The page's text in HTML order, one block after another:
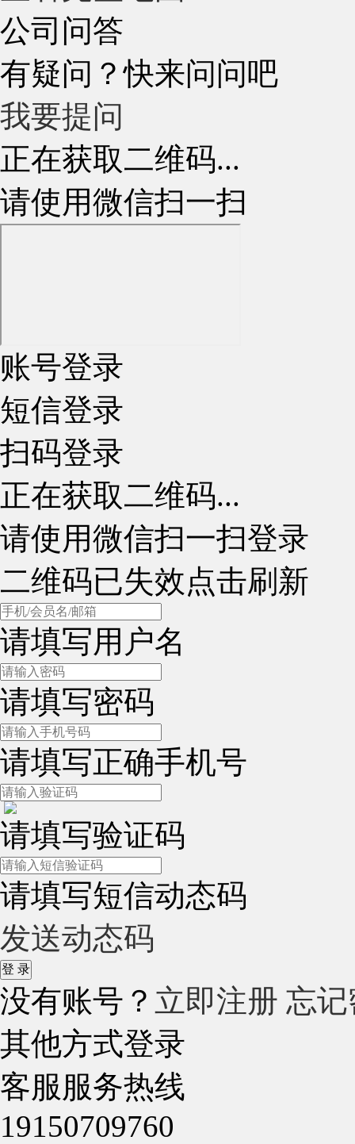
公司问答
有疑问？快来问问吧
我要提问
正在获取二维码...
请使用微信扫一扫
账号登录
短信登录
扫码登录
正在获取二维码...
请使用微信扫一扫登录
二维码已失效点击刷新
请填写用户名
请填写密码
请填写正确手机号
请填写验证码
请填写短信动态码
发送动态码
没有账号？ 立即注册 忘
其他方式登录
客服服务热线
19150709760